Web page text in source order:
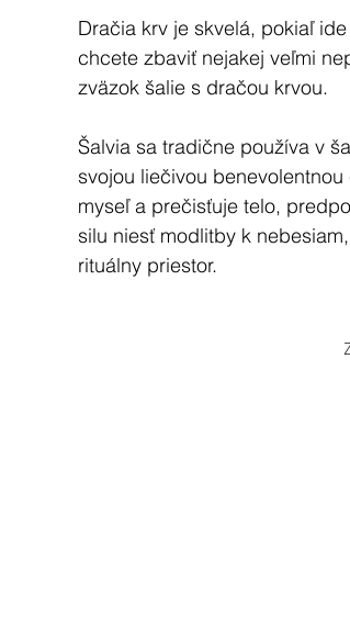
Dračia krv je skvelá, pokiaľ
chcete zbaviť nejakej veľmi
zväzok šalie s dračou krvou.
Šalvia sa tradične používa v
svojou liečivou
myseľ a prečisťuje telo,
silu niesť modlitby k
rituálny priestor.
Vedci zistili, že šalvia
sa vzduchom a dezinfikovať
K vydydymovaniu sú
sú zápalky, vydymovacie